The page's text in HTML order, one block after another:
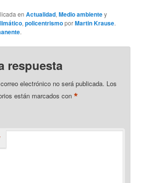
enActualidad,Medio ambientey
,policentrismoporMartin Krause.
.
respuesta
electrónico no será publicada. Los
están marcados con*